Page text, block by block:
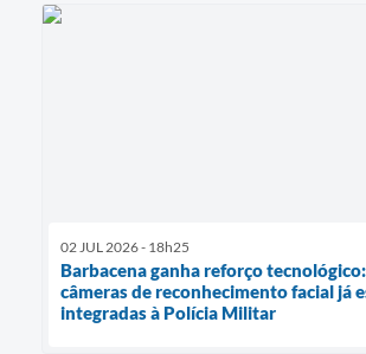
02 JUL 2026 - 18h25
Barbacena ganha reforço
câmeras de reconhecimento facial já
integradas à Polícia Militar